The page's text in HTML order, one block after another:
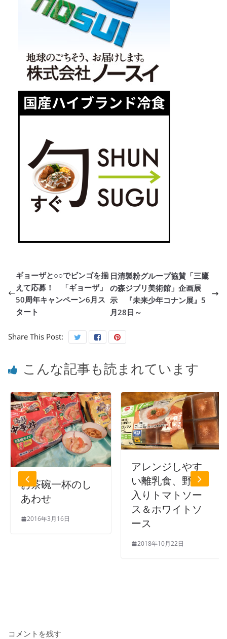
ギョーザと○○でビンゴを揃
えて応募！ 「ギョーザ」
50周年キャンペーン6月ス
タート
日清製粉グループ協賛「三鷹
の森ジブリ美術館」企画展
示 『未来少年コナン展』5
月28日～
Share This Post:
こんな記事も読まれています
お茶碗一杯のし
あわせ
2016年3月16日
アレンジしやす
い離乳食、野菜
入りトマトソー
ス＆ホワイトソ
ース
2018年10月22日
コメントを残す